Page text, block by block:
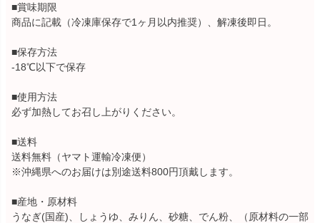
■賞味期限
商品に記載（冷凍庫保存で1ヶ月以内推奨）、解凍後即日。
■保存方法
-18℃以下で保存
■使用方法
必ず加熱してお召し上がりください。
■送料
送料無料（ヤマト運輸冷凍便）
※沖縄県へのお届けは別途送料800円頂戴します。
■産地・原材料
うなぎ(国産)、しょうゆ、みりん、砂糖、でん粉、（原材料の一部